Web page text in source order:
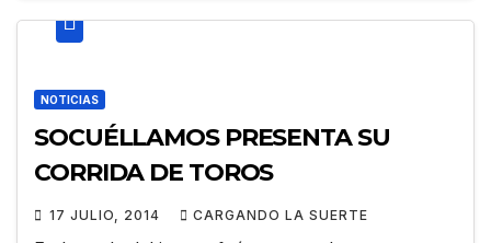
NOTICIAS
SOCUÉLLAMOS PRESENTA SU
CORRIDA DE TOROS
17 JULIO, 2014 CARGANDO LA SUERTE